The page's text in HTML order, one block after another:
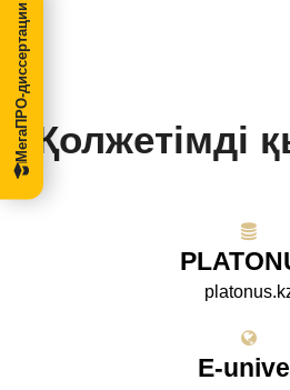
Қолжетімді
E-
МегаПРО-диссертации